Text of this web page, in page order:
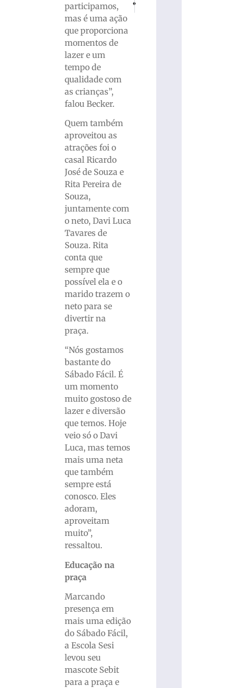
participamos,
mas é uma ação
que proporciona
momentos de
lazer e um
tempo de
qualidade com
as crianças”,
falou Becker.
Quem também
aproveitou as
atrações foi o
casal Ricardo
José de Souza e
Rita Pereira de
Souza,
juntamente com
o neto, Davi Luca
Tavares de
Souza. Rita
conta que
sempre que
possível ela e o
marido trazem o
neto para se
divertir na
praça.
“Nós gostamos
bastante do
Sábado Fácil. É
um momento
muito gostoso de
lazer e diversão
que temos. Hoje
veio só o Davi
Luca, mas temos
mais uma neta
que também
sempre está
conosco. Eles
adoram,
aproveitam
muito”,
ressaltou.
Educação na
praça
Marcando
presença em
mais uma edição
do Sábado Fácil,
a Escola Sesi
levou seu
mascote Sebit
para a praça e